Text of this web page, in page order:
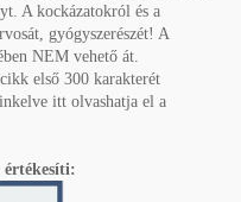
A kockázatokról és a
gyógyszerészét! A
NEM vehető át.
első 300 karakterét
itt olvashatja el a
értékesíti: